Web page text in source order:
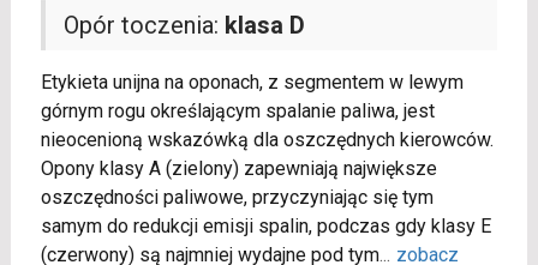
Opór toczenia: klasa D
Etykieta unijna na oponach, z segmentem w lewym
górnym rogu określającym spalanie paliwa, jest
nieocenioną wskazówką dla oszczędnych kierowców.
Opony klasy A (zielony) zapewniają największe
oszczędności paliwowe, przyczyniając się tym
samym do redukcji emisji spalin, podczas gdy klasy E
(czerwony) są najmniej wydajne pod tym... zobacz